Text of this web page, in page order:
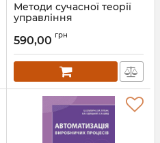
Методи сучасної теорії
управління
590,00 грн